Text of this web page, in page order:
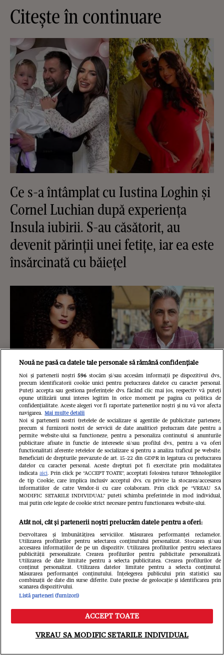
Citește în continuare
Ce s-a întâmplat cu Iustina Loghin și
Cornel Luchian după experiența
Insula iubirii. S-au căsătorit, au
devenit părinții unei fetițe, iar ea este
însărcinată cu băiețel
Ioana Ginghină, adevărul despre
relația cu Alexandru Ciucu, care a
negat că i-a făcut avansuri. Ce spune
soțul ei despre controversele
recente: „Nici nu a văzut!”
Meniu Caută
Nouă ne pasă ca datele tale personale să rămână confidențiale
Noi și partenerii noștri 596stocăm și/sau accesăm informații pe dispozitivul dvs.,
precum identificatorii cookie unici pentru prelucrarea datelor cu caracter personal.
Puteți accepta sau gestiona preferințele dvs. făcând clic mai jos, respectiv vă puteți
opune utilizării unui interes legitim în orice moment pe pagina cu politica de
confidențialitate. Aceste alegeri vor fi raportate partenerilor noștri și nu vă vor afecta
navigarea. Mai multe detalii
Noi si partenerii nostri (retelele de socializare si agentiile de publicitate partenere,
precum si furnizorii nostri de servicii de date analitice) prelucram date pentru a
permite website-ului sa functioneze, pentru a personaliza continutul si anunturile
publicitare afisate in functie de interesele si/sau profilul dvs., pentru a va oferi
functionalitati aferente retelelor de socializare si pentru a analiza traficul pe website.
Beneficiati de drepturile prevazute de art. 15-22 din GDPR in legatura cu prelucrarea
datelor cu caracter personal. Aceste drepturi pot fi exercitate prin modalitatea
indicataaici. Prin click pe “ACCEPT TOATE”, acceptati folosirea tuturor Tehnologiilor
de tip Cookie, care implica inclusiv acceptul dvs. cu privire la stocarea/accesarea
informatiilor de catre Vendor-ii cu care colaboram. Prin click pe “VREAU SA
MODIFIC SETARILE INDIVIDUAL” puteti schimba preferintele in mod individual,
mai putin cele legate de cookie strict necesare pentru functionarea website-ului.
Atât noi, cât și partenerii noștri prelucrăm datele pentru a oferi:
Dezvoltarea și îmbunătățirea serviciilor. Măsurarea performanței reclamelor.
Utilizarea profilurilor pentru selectarea conținutului personalizat. Stocarea și/sau
accesarea informațiilor de pe un dispozitiv. Utilizarea profilurilor pentru selectarea
publicității personalizate. Crearea profilurilor pentru publicitate personalizată.
Utilizarea de date limitate pentru a selecta publicitatea. Crearea profilurilor de
conținut personalizat. Utilizarea datelor limitate pentru a selecta conținutul.
Măsurarea performanței conținutului. Înțelegerea publicului prin statistici sau
combinații de date din surse diferite. Date precise de geolocație și identificarea prin
scanarea dispozitivului.
Listă parteneri (furnizori)
ACCEPT TOATE
VREAU SA MODIFIC SETARILE INDIVIDUAL